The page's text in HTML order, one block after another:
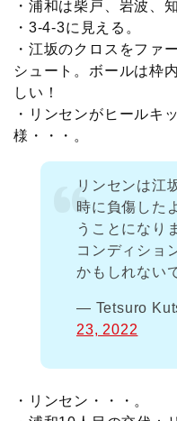
・浦和は柴戸、岩波、
・3-4-3に見える。
・江坂のクロスをファ
シュート。ボールは枠
しい！
・リンセンがヒールキ
様・・・。
リンセンは江
時に負傷した
うことになり
コンディショ
かもしれない
— Tetsuro
23, 2022
・リンセン・・・。